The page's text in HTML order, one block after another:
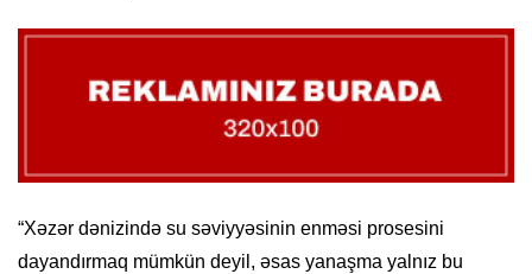
“Xəzər dənizində su səviyyəsinin enməsi prosesini
dayandırmaq mümkün deyil, əsas yanaşma yalnız bu